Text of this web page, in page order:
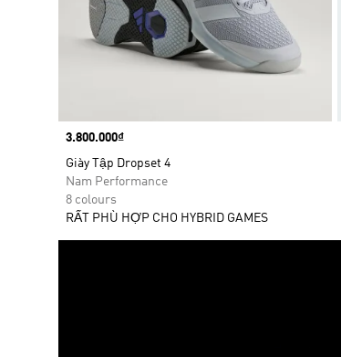
Price
3.800.000₫
Giày Tập Dropset 4
Nam Performance
8 colours
RẤT PHÙ HỢP CHO HYBRID GAMES